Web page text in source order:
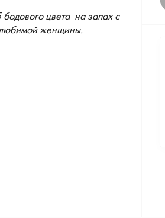
цвета на запах с
любимой женщины.